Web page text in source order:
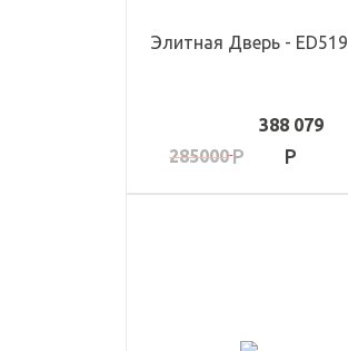
Элитная Дверь - ED519
285000
388 079